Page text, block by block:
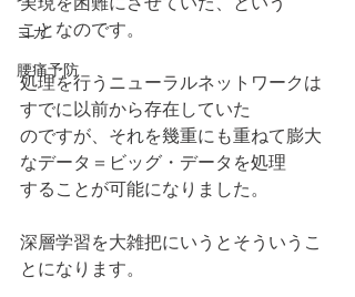
ヨガ
腰痛予防
ことなのです。
処理を行うニューラルネットワークは
すでに以前から存在していた
のですが、それを幾重にも重ねて膨大
なデータ＝ビッグ・データを処理
することが可能になりました。
深層学習を大雑把にいうとそういうこ
とになります。